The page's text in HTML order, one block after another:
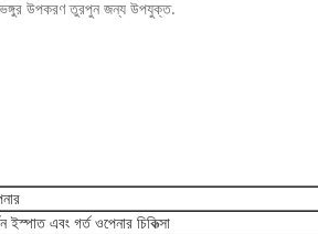
ভঙ্গুর উপকরণ তুরপুন জন্য উপযুক্ত.
ইস্পাত এবং গর্ত ওপেনার চিকিত্সা